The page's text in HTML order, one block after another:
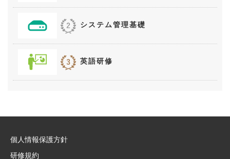
システム管理基礎
英語研修
個人情報保護方針
研修規約